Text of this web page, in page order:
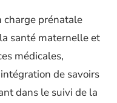
charge prénatale
santé maternelle et
médicales,
de savoirs
dans le suivi de la